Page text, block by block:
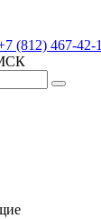
(812) 467-42-